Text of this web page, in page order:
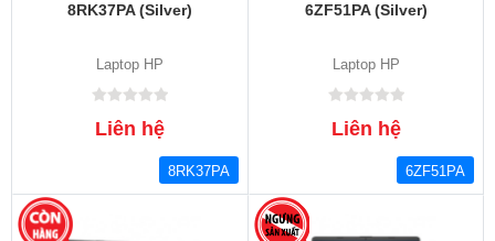
8RK37PA (Silver)
Laptop HP
Liên hệ
8RK37PA
6ZF51PA (Silver)
Laptop HP
Liên hệ
6ZF51PA